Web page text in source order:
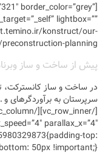
پروژه و
سرپرستان به برآوردگرهای و …[/vc_column_text][/vc_column_inner]
[/vc_row_inner][/vc_column][/
parallax_y=”4″
50px !important;padding-bottom: 50px !important;}”][vc_column